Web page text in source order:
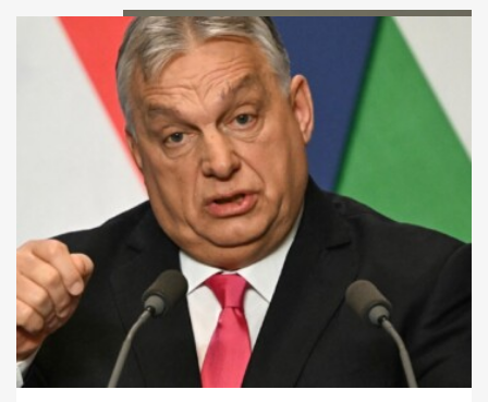
Megtalálták a
Horvátországban eltűnt
ötödik magyar kajakost